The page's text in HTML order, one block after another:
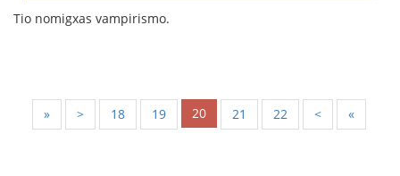
Tio nomigxas vampirismo.
« < 18 19 20 21 22 > »